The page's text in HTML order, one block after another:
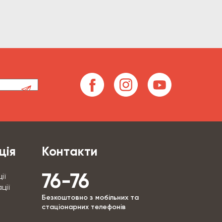
Контакти
76-76
Безкоштовно з мобільних та
стаціонарних телефонів